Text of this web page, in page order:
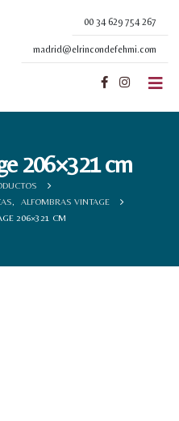
00 34 629 754 267
madrid@elrincondefehmi.com
206×321 cm
ALFOMBRAS VINTAGE
206×321 CM